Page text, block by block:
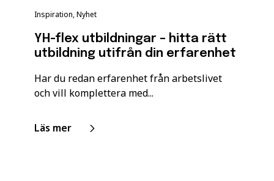
Inspiration, Nyhet
YH-flex utbildningar – hitta rätt
utbildning utifrån din erfarenhet
Har du redan erfarenhet från arbetslivet
och vill komplettera med...
Läs mer